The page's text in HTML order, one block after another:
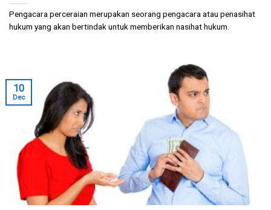
Pengacara perceraian merupakan seorang pengacara atau penasihat
hukum yang akan bertindak untuk memberikan nasihat hukum.
10
Dec